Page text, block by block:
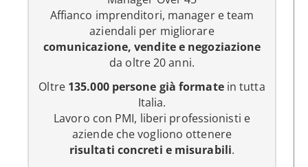
Affianco imprenditori, manager e team
aziendali per migliorare
comunicazione, vendite e negoziazione
da oltre 20 anni.
Oltre 135.000 persone già formatein tutta
Italia.
Lavoro con PMI, liberi professionisti e
aziende che vogliono ottenere
risultati concreti e misurabili.